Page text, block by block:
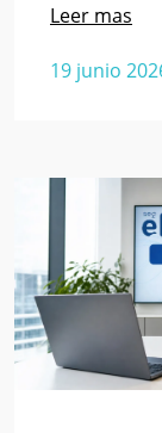
19 junio
Leer mas